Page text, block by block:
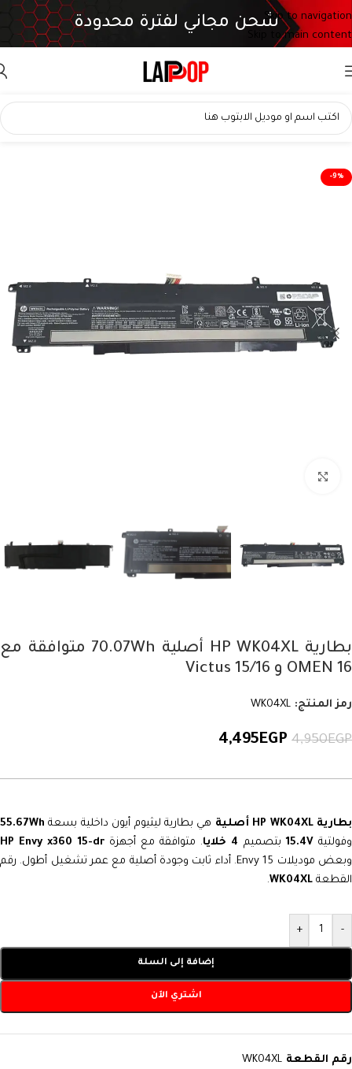
Skip to navigation
Skip to main content
شحن مجاني لفترة محدودة
بطارية HP WK04XL أصلية 70.07Wh متوافقة مع OMEN 16 و Victus 15/16
-9%
بطارية HP WK04XL أصلية 70.07Wh متوافقة مع
OMEN 16 و Victus 15/16
رمز المنتج: WK04XL
4,950EGP
4,495EGP
بطارية HP WK04XL أصلية هي بطارية ليثيوم أيون داخلية بسعة 55.67Wh
وفولتية 15.4V بتصميم 4 خلايا . متوافقة مع أجهزةHP Envy x360 15-dr
وبعض موديلات Envy 15. أداء ثابت وجودة أصلية مع عمر تشغيل أطول. رقم
القطعة WK04XL
.
-
+
إضافة إلى السلة
اشتري الآن
رقم القطعة WK04XL